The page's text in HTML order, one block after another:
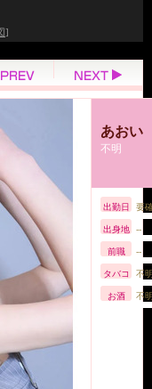
]
あおい
不明
出勤日 要
出身地 --
前職 --
タバコ 不
お酒 不